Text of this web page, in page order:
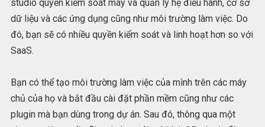
studio quyền kiểm soát máy và quản lý hệ điều hành, cơ sở
dữ liệu và các ứng dụng cũng như môi trường làm việc. Do
đó, bạn sẽ có nhiều quyền kiểm soát và linh hoạt hơn so với
SaaS.
Bạn có thể tạo môi trường làm việc của mình trên các máy
chủ của họ và bắt đầu cài đặt phần mềm cũng như các
plugin mà bạn dùng trong dự án. Sau đó, thông qua một